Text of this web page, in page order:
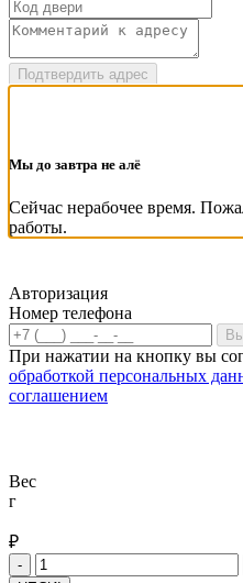
Подтвердить адрес
Мы до завтра не алё
Сейчас нерабочее время.
работы.
Авторизация
Номер телефона
При нажатии на кнопку вы
обработкой персональных
соглашением
Вес
г
₽
-
Количество